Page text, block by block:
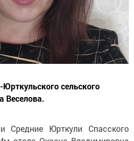
сельского
Веселова.
Средние Юрткули Спасского